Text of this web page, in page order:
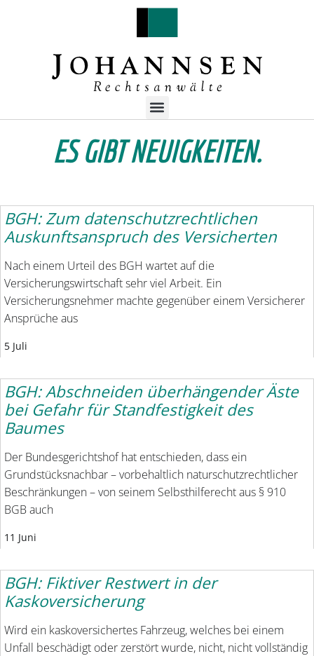
ES GIBT NEUIGKEITEN.
BGH: Zum datenschutzrechtlichen
Auskunftsanspruch des Versicherten
Nach einem Urteil des BGH wartet auf die
Versicherungswirtschaft sehr viel Arbeit. Ein
Versicherungsnehmer machte gegenüber einem Versicherer
Ansprüche aus
5 Juli
BGH: Abschneiden überhängender Äste
bei Gefahr für Standfestigkeit des
Baumes
Der Bundesgerichtshof hat entschieden, dass ein
Grundstücksnachbar – vorbehaltlich naturschutzrechtlicher
Beschränkungen – von seinem Selbsthilferecht aus § 910
BGB auch
11 Juni
BGH: Fiktiver Restwert in der
Kaskoversicherung
Wird ein kaskoversichertes Fahrzeug, welches bei einem
Unfall beschädigt oder zerstört wurde, nicht, nicht vollständig